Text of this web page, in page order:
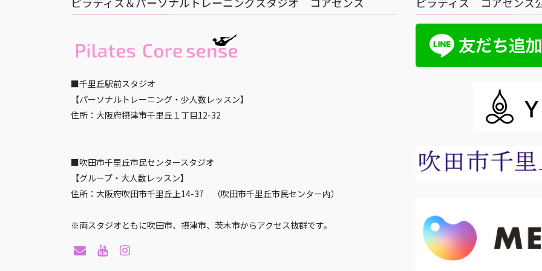
■千里丘駅前スタジオ
【パーソナルトレーニング・少人数レッスン】
住所：大阪府摂津市千里丘１丁目12-32
■吹田市千里丘市民センタースタジオ
【グループ・大人数レッスン】
住所：大阪府吹田市千里丘上14-37 （吹田市千里丘市民センター内）
※両スタジオともに吹田市、摂津市、茨木市からアクセス抜群です。